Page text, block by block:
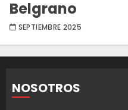
Belgrano
SEPTIEMBRE 2025
NOSOTROS